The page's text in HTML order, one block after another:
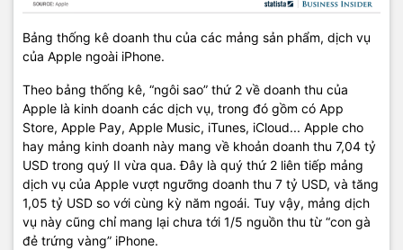
Bảng thống kê doanh thu của các mảng sản phẩm, dịch vụ
của Apple ngoài iPhone.
Theo bảng thống kê, “ngôi sao” thứ 2 về doanh thu của
Apple là kinh doanh các dịch vụ, trong đó gồm có App
Store, Apple Pay, Apple Music, iTunes, iCloud... Apple cho
hay mảng kinh doanh này mang về khoản doanh thu 7,04 tỷ
USD trong quý II vừa qua. Đây là quý thứ 2 liên tiếp mảng
dịch vụ của Apple vượt ngưỡng doanh thu 7 tỷ USD, và tăng
1,05 tỷ USD so với cùng kỳ năm ngoái. Tuy vậy, mảng dịch
vụ này cũng chỉ mang lại chưa tới 1/5 nguồn thu từ “con gà
đẻ trứng vàng” iPhone.